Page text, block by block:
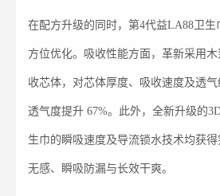
在配方升级的同时，第4代益LA88卫
方位优化。吸收性能方面，革新采用
收芯体，对芯体厚度、吸收速度及透气
透气度提升 67%。此外，全新升级的
生巾的瞬吸速度及导流锁水技术均获
无感、瞬吸防漏与长效干爽。